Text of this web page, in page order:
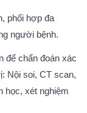
phối hợp đa
người bệnh.
để chẩn đoán xác
Nội soi, CT scan,
học, xét nghiệm